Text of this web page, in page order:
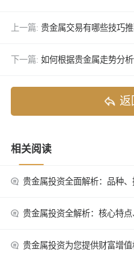
上一篇: 贵金属交易有哪些技巧
下一篇: 如何根据贵金属走势分析
返
相关阅读
贵金属投资全面解析：品种
贵金属投资全解析：核心特
贵金属投资为您提供财富增值机